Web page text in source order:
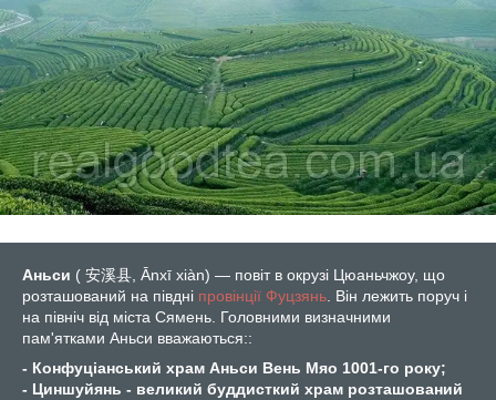
Аньси ( 安溪县, Ānxī xiàn) — повіт в окрузі Цюаньчжоу, що
розташований на півдні провінції Фуцзянь . Він лежить поруч і
на північ від міста Сямень. Головними визначними
пам'ятками Аньси вважаються::
- Конфуціанський храм Аньси Вень Мяо 1001-го року;
- Циншуйянь - великий буддисткий храм розташований